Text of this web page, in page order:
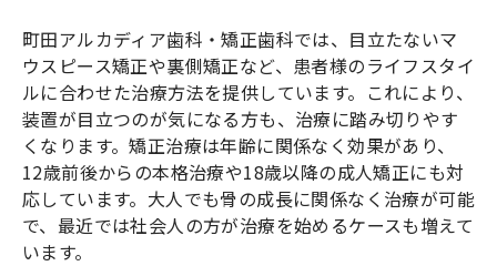
町田アルカディア歯科・矯正歯科では、目立たないマ
ウスピース矯正や裏側矯正など、患者様のライフスタイ
ルに合わせた治療方法を提供しています。これにより、
装置が目立つのが気になる方も、治療に踏み切りやす
くなります。矯正治療は年齢に関係なく効果があり、
12歳前後からの本格治療や18歳以降の成人矯正にも対
応しています。大人でも骨の成長に関係なく治療が可能
で、最近では社会人の方が治療を始めるケースも増えて
います。